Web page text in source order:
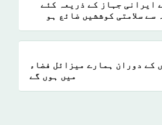
ایرانی جہاز کے ذریعہ کئے
سے سلامتی کوششیں ضائع ہو
کے دوران ہمارے میزائل فضاء
میں ہوں گے